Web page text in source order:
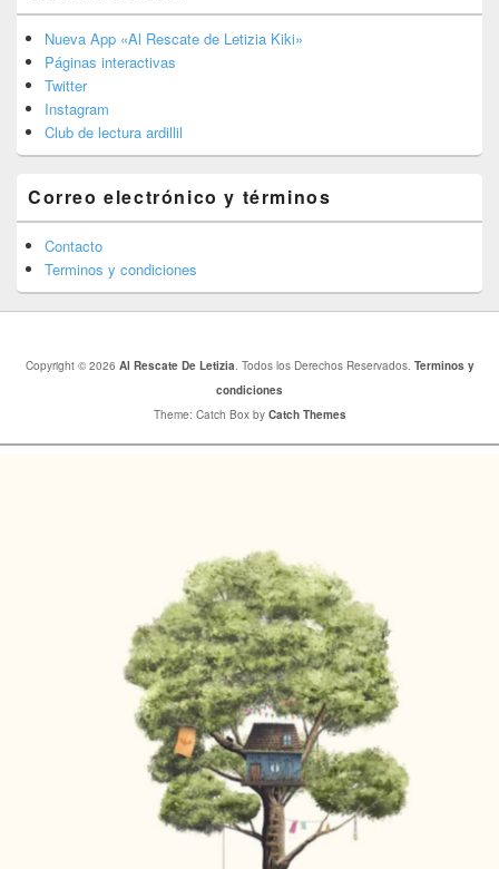
Nueva App «Al Rescate de Letizia Kiki»
Páginas interactivas
Twitter
Instagram
Club de lectura ardillil
Correo electrónico y términos
Contacto
Terminos y condiciones
Copyright © 2026 Al Rescate De Letizia . Todos los Derechos Reservados. Terminos y
condiciones
Theme: Catch Box by Catch Themes